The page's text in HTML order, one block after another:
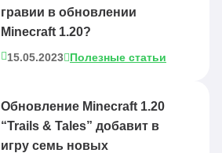
гравии в обновлении
Minecraft 1.20?
15.05.2023 Полезные статьи
Обновление Minecraft 1.20
“Trails & Tales” добавит в
игру семь новых